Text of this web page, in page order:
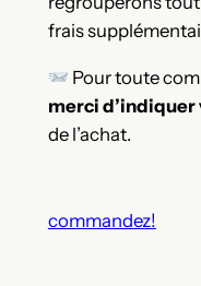
frais
Pour toute
merci
de l’achat.
commandez!